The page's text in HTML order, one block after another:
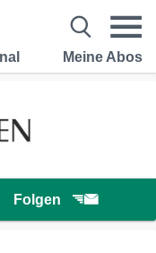
Meine Abos
Folgen